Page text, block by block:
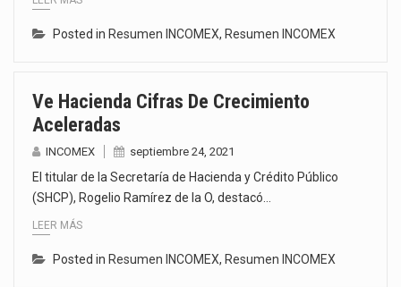
Posted in Resumen INCOMEX, Resumen INCOMEX
Ve Hacienda Cifras De Crecimiento
Aceleradas
INCOMEX septiembre 24, 2021
El titular de la Secretaría de Hacienda y Crédito Público
(SHCP), Rogelio Ramírez de la O, destacó…
LEER MÁS
Posted in Resumen INCOMEX, Resumen INCOMEX